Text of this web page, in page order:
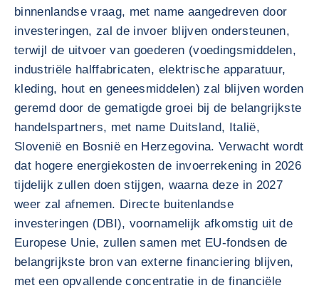
binnenlandse vraag, met name aangedreven door
investeringen, zal de invoer blijven ondersteunen,
terwijl de uitvoer van goederen (voedingsmiddelen,
industriële halffabricaten, elektrische apparatuur,
kleding, hout en geneesmiddelen) zal blijven worden
geremd door de gematigde groei bij de belangrijkste
handelspartners, met name Duitsland, Italië,
Slovenië en Bosnië en Herzegovina. Verwacht wordt
dat hogere energiekosten de invoerrekening in 2026
tijdelijk zullen doen stijgen, waarna deze in 2027
weer zal afnemen. Directe buitenlandse
investeringen (DBI), voornamelijk afkomstig uit de
Europese Unie, zullen samen met EU-fondsen de
belangrijkste bron van externe financiering blijven,
met een opvallende concentratie in de financiële